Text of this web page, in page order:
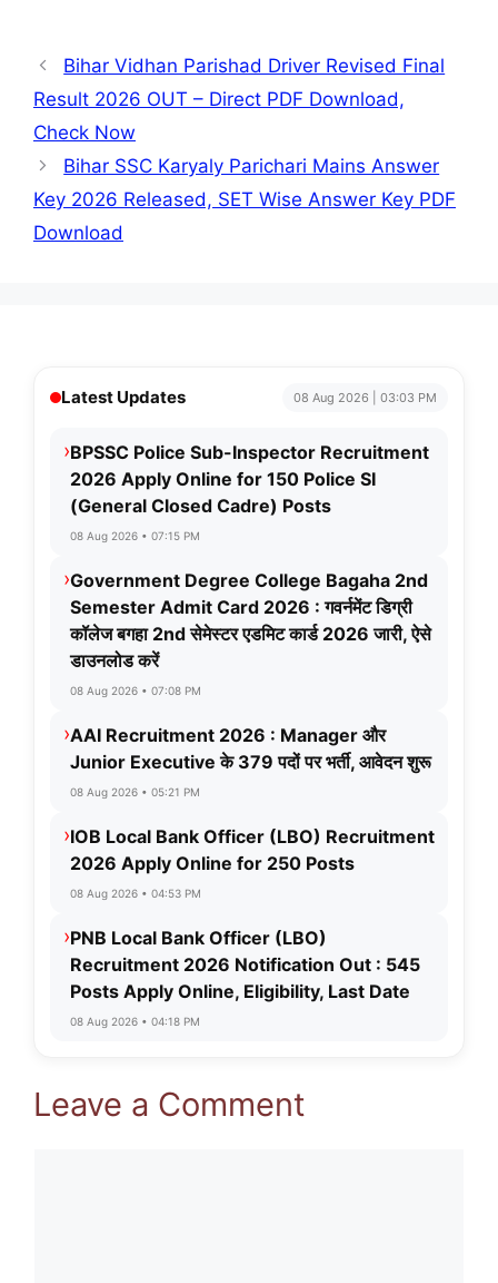
Bihar Vidhan Parishad Driver Revised Final
Result 2026 OUT – Direct PDF Download,
Check Now
Bihar SSC Karyaly Parichari Mains Answer
Key 2026 Released, SET Wise Answer Key PDF
Download
Latest Updates 08 Aug 2026 | 03:03 PM
›BPSSC Police Sub-Inspector Recruitment
2026 Apply Online for 150 Police SI
(General Closed Cadre) Posts
08 Aug 2026 • 07:15 PM
›Government Degree College Bagaha 2nd
Semester Admit Card 2026 : गवर्नमेंट डिग्री
कॉलेज बगहा 2nd सेमेस्टर एडमिट कार्ड 2026 जारी, ऐसे
डाउनलोड करें
08 Aug 2026 • 07:08 PM
›AAI Recruitment 2026 : Manager और
Junior Executive के 379 पदों पर भर्ती, आवेदन शुरू
08 Aug 2026 • 05:21 PM
›IOB Local Bank Officer (LBO) Recruitment
2026 Apply Online for 250 Posts
08 Aug 2026 • 04:53 PM
›PNB Local Bank Officer (LBO)
Recruitment 2026 Notification Out : 545
Posts Apply Online, Eligibility, Last Date
08 Aug 2026 • 04:18 PM
Leave a Comment